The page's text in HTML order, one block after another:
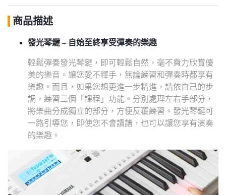
商品描述
發光琴鍵 – 自始至終享受彈奏的樂趣
輕鬆彈奏發光琴鍵，即可輕鬆自然，毫不費力欣賞優
美的樂音。讓您愛不釋手，無論練習和彈奏時都享有
樂趣。而且，如果您想更進一步精進，請依自己的步
調，練習三個「課程」功能。分別處理左右手部分，
將樂曲分成獨立的部分，方便反覆練習。發光琴鍵可
一路引導您，即使您不會讀譜，也可以讓您享有演奏
的樂趣。